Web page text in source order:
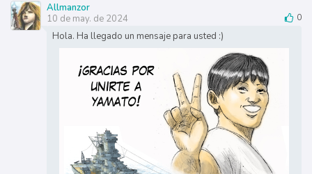
Allmanzor
10 de may. de 2024
0
Hola. Ha llegado un mensaje para usted :)